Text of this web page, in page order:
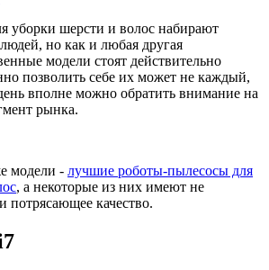
уборки шерсти и волос набирают
но как и любая другая
модели стоят действительно
позволить себе их может не каждый,
вполне можно обратить внимание на
рынка.
модели - лучшие роботы-пылесосы для
, а некоторые из них имеют не
потрясающее качество.